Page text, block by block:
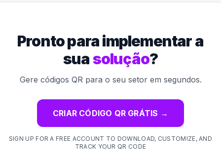
Pronto para implementar a
suasolução?
Gere códigos QR para o seu setor em segundos.
CRIAR CÓDIGO QR GRÁTIS →
SIGN UP FOR A FREE ACCOUNT TO DOWNLOAD, CUSTOMIZE, AND
TRACK YOUR QR CODE